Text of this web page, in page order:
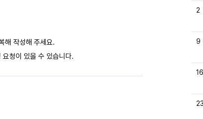
2
9
16
해 작성해 주세요.
청이 있을 수 있습니다.